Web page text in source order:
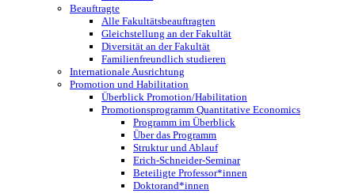
Beauftragte
Alle Fakultätsbeauftragten
Gleichstellung an der Fakultät
Diversität an der Fakultät
Familienfreundlich studieren
Internationale Ausrichtung
Promotion und Habilitation
Überblick Promotion/Habilitation
Promotionsprogramm Quantitative Economics
Programm im Überblick
Über das Programm
Struktur und Ablauf
Erich-Schneider-Seminar
Beteiligte Professor*innen
Doktorand*innen